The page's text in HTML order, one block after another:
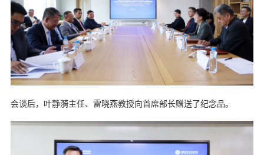
会谈后，叶静漪主任、雷晓燕教授向首席部长赠送了纪念品。